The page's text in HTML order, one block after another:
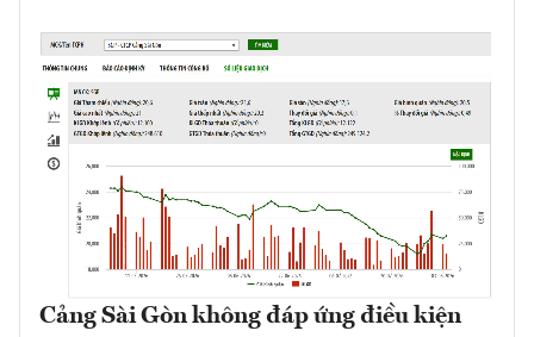
Cảng Sài Gòn không đáp ứng điều kiện